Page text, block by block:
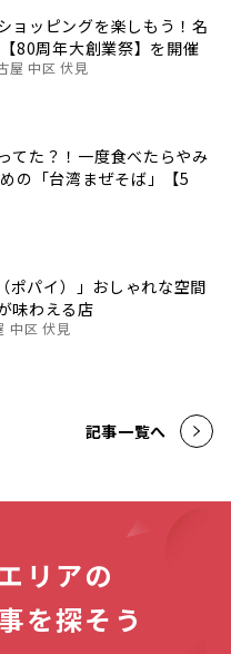
ョッピングを楽しもう！名
80周年大創業祭】を開催
屋 中区 伏見
てた？！一度食べたらやみ
の「台湾まぜそば」【5
ポパイ）」おしゃれな空間
味わえる店
中区 伏見
記事一覧へ
リアの
を探そう